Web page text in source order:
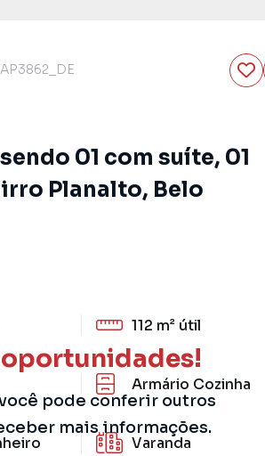
pode conferir outros
mais informações.
AP3862_DE
01 com suíte, 01
Planalto, Belo
112 m² útil
Armário Cozinha
Varanda